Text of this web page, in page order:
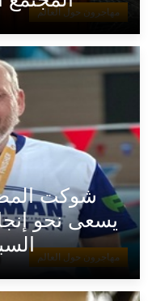
مهاجرون حول العالم
مهاجرون حول العالم
شوكت
يسعى نحو